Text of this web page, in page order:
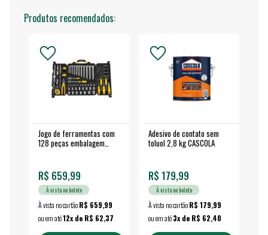
Produtos recomendados:
Jogo de ferramentas com
128 peças embalagem
R$ 659,99
À vista no boleto
À vista no cartãoR$ 659,99
ou em até12x de R$ 62,37
Adesivo de contato sem
toluol 2,8 kg CASCOLA
R$ 179,99
À vista no boleto
À vista no cartãoR$ 179,99
ou em até3x de R$ 62,40